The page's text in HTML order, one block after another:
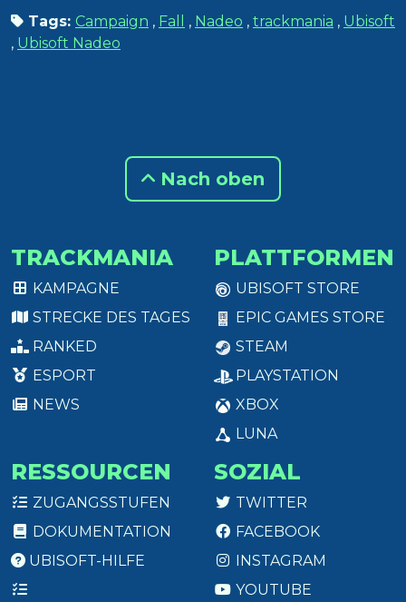
Tags: Campaign , Fall , Nadeo , trackmania , Ubisoft
, Ubisoft Nadeo
Nach oben
TRACKMANIA
KAMPAGNE
STRECKE DES TAGES
RANKED
ESPORT
NEWS
PLATTFORMEN
UBISOFT STORE
EPIC GAMES STORE
STEAM
PLAYSTATION
XBOX
LUNA
RESSOURCEN
ZUGANGSSTUFEN
DOKUMENTATION
UBISOFT-HILFE
SOZIAL
TWITTER
FACEBOOK
INSTAGRAM
YOUTUBE